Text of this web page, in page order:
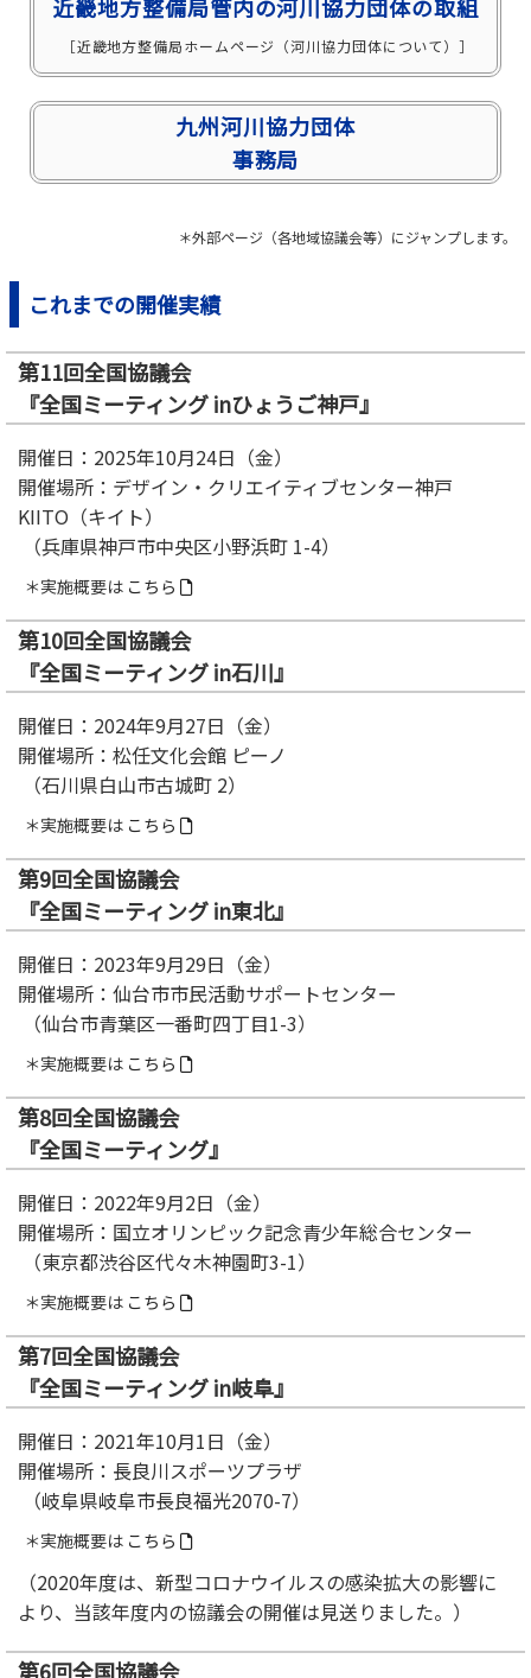
近畿地方整備局管内の河川協力団体の取組
［近畿地方整備局ホームページ（河川協力団体について）］
九州河川協力団体
事務局
＊外部ページ（各地域協議会等）にジャンプします。
これまでの開催実績
第11回全国協議会
『全国ミーティング inひょうご神戸』
開催日：2025年10月24日（金）
開催場所：デザイン・クリエイティブセンター神戸
KIITO（キイト）
（兵庫県神戸市中央区小野浜町 1-4）
＊実施概要は こちら
第10回全国協議会
『全国ミーティング in石川』
開催日：2024年9月27日（金）
開催場所：松任文化会館 ピーノ
（石川県白山市古城町 2）
＊実施概要は こちら
第9回全国協議会
『全国ミーティング in東北』
開催日：2023年9月29日（金）
開催場所：仙台市市民活動サポートセンター
（仙台市青葉区一番町四丁目1-3）
＊実施概要は こちら
第8回全国協議会
『全国ミーティング』
開催日：2022年9月2日（金）
開催場所：国立オリンピック記念青少年総合センター
（東京都渋谷区代々木神園町3-1）
＊実施概要は こちら
第7回全国協議会
『全国ミーティング in岐阜』
開催日：2021年10月1日（金）
開催場所：長良川スポーツプラザ
（岐阜県岐阜市長良福光2070-7）
＊実施概要は こちら
（2020年度は、新型コロナウイルスの感染拡大の影響に
より、当該年度内の協議会の開催は見送りました。）
第6回全国協議会